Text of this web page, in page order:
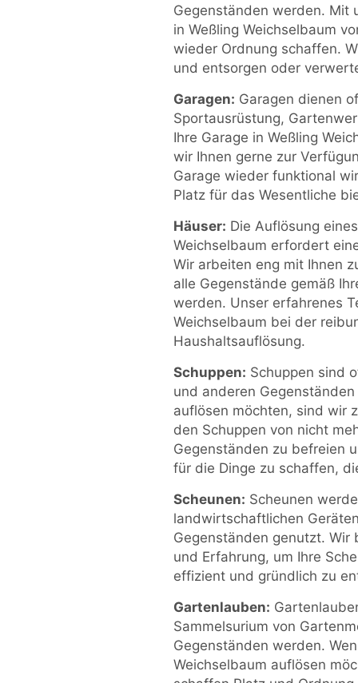
Gegenständen werden. Mit
in Weßling Weichselbaum
wieder Ordnung schaffen.
und entsorgen oder
Garagen: Garagen dienen
Sportausrüstung,
Ihre Garage in Weßling
wir Ihnen gerne zur
Garage wieder funktional
Platz für das Wesentliche
Häuser: Die Auflösung
Weichselbaum erfordert
Wir arbeiten eng mit Ihnen
alle Gegenstände gemäß
werden. Unser erfahrenes
Weichselbaum bei der
Haushaltsauflösung.
Schuppen: Schuppen sind
und anderen
auflösen möchten, sind wir
den Schuppen von nicht
Gegenständen zu befreien
für die Dinge zu schaffen,
Scheunen: Scheunen
landwirtschaftlichen
Gegenständen genutzt. Wir
und Erfahrung, um Ihre
effizient und gründlich zu
Gartenlauben:
Sammelsurium von
Gegenständen werden.
Weichselbaum auflösen